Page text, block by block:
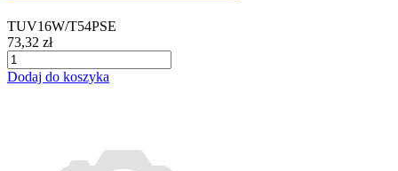
TUV16W/T54PSE
73,32 zł
Dodaj do koszyka